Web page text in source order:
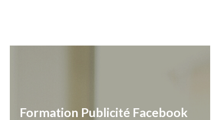
Formation Publicité Facebook